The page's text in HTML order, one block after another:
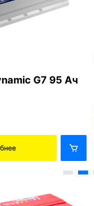
G7 95 Ач